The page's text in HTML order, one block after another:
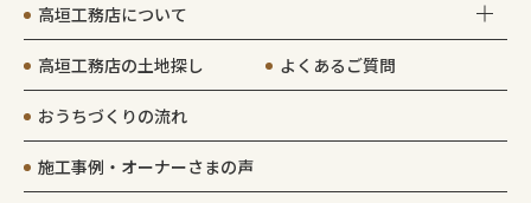
高垣工務店について
高垣工務店の土地探し よくあるご質問
おうちづくりの流れ
施工事例・オーナーさまの声